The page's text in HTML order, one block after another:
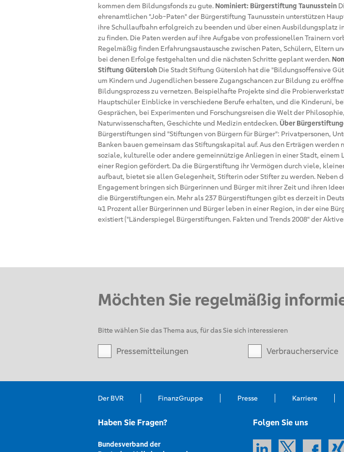
kommen dem Bildungsfonds zu gute. Nominiert: Bürgerstiftung Taunusstein
ehrenamtlichen "Job-Paten" der Bürgerstiftung Taunusstein unterstützen
ihre Schullaufbahn erfolgreich zu beenden und über einen Ausbildungsplatz
zu finden. Die Paten werden auf ihre Aufgabe von professionellen Trainern
Regelmäßig finden Erfahrungsaustausche zwischen Paten, Schülern, Eltern
bei denen Erfolge festgehalten und die nächsten Schritte geplant werden.
Stiftung Gütersloh Die Stadt Stiftung Gütersloh hat die "Bildungsoffensive
um Kindern und Jugendlichen bessere Zugangschancen zur Bildung zu
Bildungsprozess zu vernetzen. Beispielhafte Projekte sind die
Hauptschüler Einblicke in verschiedene Berufe erhalten, und die Kinderuni,
Gesprächen, bei Experimenten und Forschungsreisen die Welt der Philosophie,
Naturwissenschaften, Geschichte und Medizin entdecken. Über
Bürgerstiftungen sind "Stiftungen von Bürgern für Bürger": Privatpersonen,
Banken bauen gemeinsam das Stiftungskapital auf. Aus den Erträgen werden
soziale, kulturelle oder andere gemeinnützige Anliegen in einer Stadt, einem
einer Region gefördert. Da die Bürgerstiftung ihr Vermögen durch viele,
aufbaut, bietet sie allen Gelegenheit, Stifterin oder Stifter zu werden. Neben
Engagement bringen sich Bürgerinnen und Bürger mit ihrer Zeit und ihren
die Bürgerstiftungen ein. Mehr als 237 Bürgerstiftungen gibt es derzeit in
41 Prozent aller Bürgerinnen und Bürger leben in einer Region, in der eine
existiert ("Länderspiegel Bürgerstiftungen. Fakten und Trends 2008" der
Möchten Sie regelmäßig
Bitte wählen Sie das Thema aus, für das Sie sich interessieren
Pressemitteilungen Verbraucherservice
Der BVR FinanzGruppe Presse Karriere
Haben Sie Fragen?
Bundesverband der
Folgen Sie uns